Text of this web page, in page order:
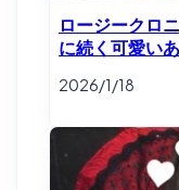
ロージークロ
に続く可愛い
2026/1/18